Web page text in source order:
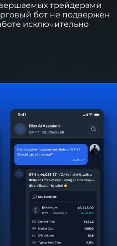
трейдерами
бот не подвержен
исключительно